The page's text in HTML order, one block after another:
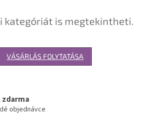
kategóriát is megtekintheti.
VÁSÁRLÁS FOLYTATÁSA
zdarma
objednávce